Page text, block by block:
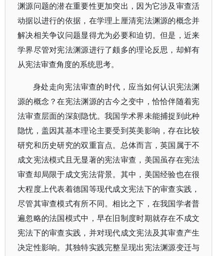
渊源问题的潜在重要性更加突出，因为它涉及审查活
动据以进行的依据，在学理上厘清宪法渊源的概念并
解决相关争议问题显得尤为必要和迫切。但是，近来
学界尽管对宪法渊源进行了颇多的理论反思，却鲜有
从宪法审查角度的系统思考。
身处走向宪法审查的时代，应当如何认识宪法渊
源的概念？在宪法渊源的古今之变中，恰恰伴随着宪
法审查层面的深刻隐忧。我国学术界未能捕捉到此种
隐忧，盖因其基本理论主要受到英美影响，存在比较
研究和历史研究的双重盲点。总体而言，英国属于不
成文宪法模式且无显著的宪法审查，美国虽存在宪法
审查却局限于成文宪法背景。其中，美国经验也在很
大程度上代表着德国等现代成文宪法下的审查实践，
尽管其审查模式有所不同。相比之下，在我国学者普
遍忽略的法国模式中，早在旧制度时期就存在不成文
宪法下的审查实践，并对现代成文宪法及其审查产生
决定性影响。其独特实践完整呈现出宪法渊源变迁与